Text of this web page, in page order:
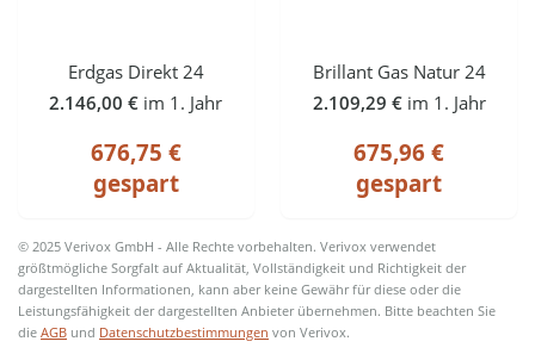
Erdgas Direkt 24
2.146,00 € im 1. Jahr
676,75 €
gespart
Brillant Gas Natur 24
2.109,29 € im 1. Jahr
675,96 €
gespart
© 2025 Verivox GmbH - Alle Rechte vorbehalten. Verivox verwendet
größtmögliche Sorgfalt auf Aktualität, Vollständigkeit und Richtigkeit der
dargestellten Informationen, kann aber keine Gewähr für diese oder die
Leistungsfähigkeit der dargestellten Anbieter übernehmen. Bitte beachten Sie
dieAGB und Datenschutzbestimmungen von Verivox.